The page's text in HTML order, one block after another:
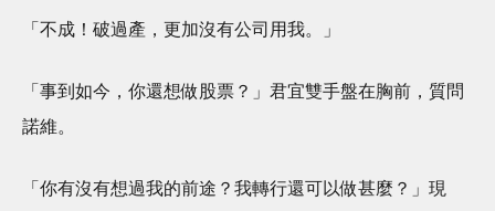
「不成！破過產，更加沒有公司用我。」
「事到如今，你還想做股票？」君宜雙手盤在胸前，質問
諾維。
「你有沒有想過我的前途？我轉行還可以做甚麼？」現